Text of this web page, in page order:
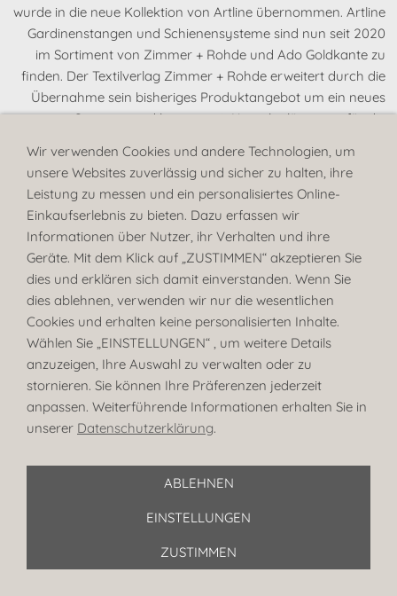
wurde in die neue Kollektion von Artline übernommen. Artline
Gardinenstangen und Schienensysteme sind nun seit 2020
im Sortiment von Zimmer + Rohde und Ado Goldkante zu
finden. Der Textilverlag Zimmer + Rohde erweitert durch die
Übernahme sein bisheriges Produktangebot um ein neues
Segment und kann somit Komplettlösungen für die
weitere Infos
Wir verwenden Cookies und andere Technologien, um
unsere Websites zuverlässig und sicher zu halten, ihre
Leistung zu messen und ein personalisiertes Online-
Einkaufserlebnis zu bieten. Dazu erfassen wir
Informationen über Nutzer, ihr Verhalten und ihre
Geräte. Mit dem Klick auf „ZUSTIMMEN“ akzeptieren Sie
dies und erklären sich damit einverstanden. Wenn Sie
dies ablehnen, verwenden wir nur die wesentlichen
Cookies und erhalten keine personalisierten Inhalte.
Wählen Sie „EINSTELLUNGEN“ , um weitere Details
anzuzeigen, Ihre Auswahl zu verwalten oder zu
stornieren. Sie können Ihre Präferenzen jederzeit
anpassen. Weiterführende Informationen erhalten Sie in
unserer Datenschutzerklärung.
ABLEHNEN
EINSTELLUNGEN
ZUSTIMMEN